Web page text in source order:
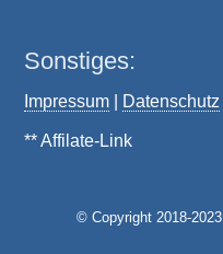
Sonstiges:
Impressum Datenschutz
** Affilate-Link
© Copyright 2018-2023